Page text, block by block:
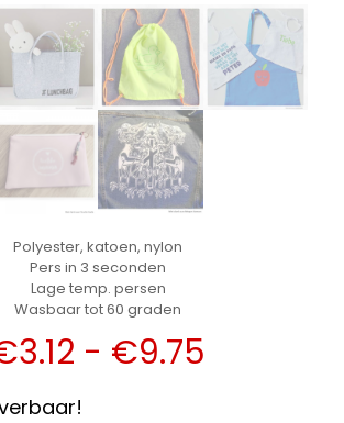
Polyester, katoen, nylon
Pers in 3 seconden
Lage temp. persen
Wasbaar tot 60 graden
3.12 - €9.75